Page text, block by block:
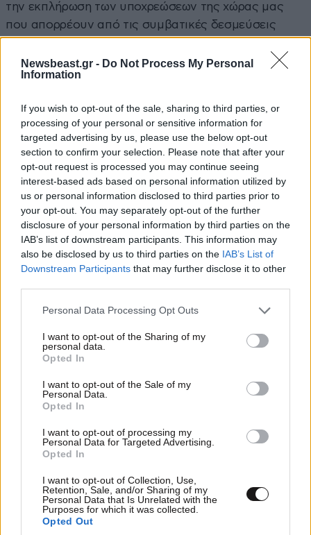
Newsbeast.gr - Do Not Process My Personal
Information
If you wish to opt-out of the sale, sharing to third parties, or
processing of your personal or sensitive information for
targeted advertising by us, please use the below opt-out
section to confirm your selection. Please note that after your
opt-out request is processed you may continue seeing
interest-based ads based on personal information utilized by
us or personal information disclosed to third parties prior to
your opt-out. You may separately opt-out of the further
disclosure of your personal information by third parties on the
IAB’s list of downstream participants. This information may
also be disclosed by us to third parties on the IAB’s List of
Downstream Participants that may further disclose it to other
Please note that this website/app uses one or more Google
not limited to your visit or usage behaviour. You may click to
grant or deny consent to Google and its third-party tags to
use your data for below specified purposes in below Google
consent section.
Personal Data Processing Opt Outs
I want to opt-out of the Sharing of my
personal data.
Opted In
I want to opt-out of the Sale of my
Personal Data.
Opted In
I want to opt-out of processing my
Personal Data for Targeted Advertising.
Opted In
I want to opt-out of Collection, Use,
Retention, Sale, and/or Sharing of my
Personal Data that Is Unrelated with the
Purposes for which it was collected.
Opted Out
την εκπλήρωση των υποχρεώσεων της χώρας μας
που απορρέουν από τις συμβατικές δεσμεύσεις
διεθνούς επενδυτικής εμπιστοσύνης.
Ισοδύναμου Αναβάθμισης Πόλης (ΕΣΠΙΑΠ);
Το ΕΣΠΙΑΠ είναι μια ειδική μελέτη που εισάγει το
Υπουργείο Περιβάλλοντος και Ενέργειας. Μέσω του
ΕΣΠΙΑΠ εξειδικεύονται τα μέτρα του
περιβαλλοντικού ισοδυνάμου, δηλαδή οι
στοχευμένες παρεμβάσεις που θα γίνουν σε επίπεδο
Δήμου ή Δημοτικής Ενότητας, όπου έχουν δοθεί
κίνητρα και προσαυξήσεις του ΝΟΚ. Η εκπόνηση του
ΕΣΠΙΑΠ παρέχει νομική θωράκιση και δυνατότητα
χρήσης των κινήτρων, χωρίς αλλαγές στην
οικοδομική άδεια, για τις περιπτώσεις στις οποίες
της εμπιστοσύνης στην αγορά και την άμεση
επανέναρξη της οικοδομικής δραστηριότητας.
Μπορεί να περιλαμβάνει, μεταξύ άλλων, περιγραφή
της περιοχής και των υφιστάμενων αδειών, ανάλυση
νομικών ζητημάτων και ακυρωμένων αδειών,
περιβαλλοντική αξιολόγηση και επιπτώσεις,
προτάσεις για διαχείριση και αναπροσαρμογή
σχεδίων, χρονοδιάγραμμα υλοποίησης και
οικονομική ανάλυση, παρακολούθηση – αξιολόγηση
– συστάσεις – τεκμηρίωση.